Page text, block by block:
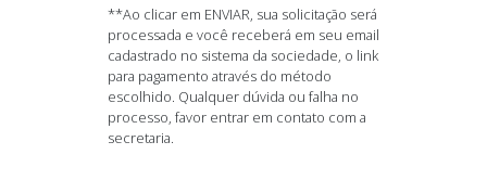
**Ao clicar em ENVIAR, sua solicitação será
processada e você receberá em seu email
cadastrado no sistema da sociedade, o link
para pagamento através do método
escolhido. Qualquer dúvida ou falha no
processo, favor entrar em contato com a
secretaria.